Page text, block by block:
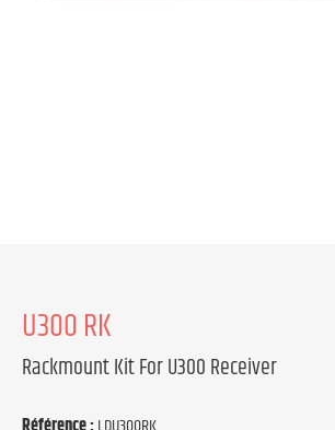
U300 RK
Rackmount Kit For U300 Receiver